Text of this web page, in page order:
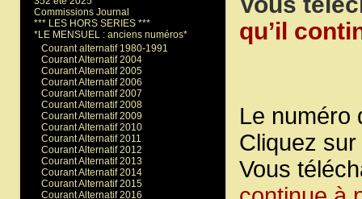
qu’il
Le numéro
Cliquez
Vous
Commissions Journal
*** LES HORS SERIES ***
*LE MENSUEL : anciens numéros*
Courant alternatif 1980-1991
Courant Alternatif 2004
Courant Alternatif 2005
Courant Alternatif 2006
Courant Alternatif 2007
Courant Alternatif 2008
Courant Alternatif 2009
Courant Alternatif 2010
Courant Alternatif 2011
Courant Alternatif 2012
Courant Alternatif 2013
Courant Alternatif 2014
Courant Alternatif 2015
Courant Alternatif 2016